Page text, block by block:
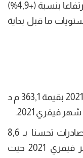
كما شهدت واردات شهر مارس 2021 ارتفاعا بنسبة (+4,9%)
من مستويات ما قبل بداية
تراجع العجز التجاري خلال شهر مارس 2021 بقيمة 363,1 م د
كما سجلت نسبة تغطية الواردات بالصادرات تحسنا بـ 8,6
نقطة في مارس 2021 مقارنة بشهر فيفري 2021 حيث